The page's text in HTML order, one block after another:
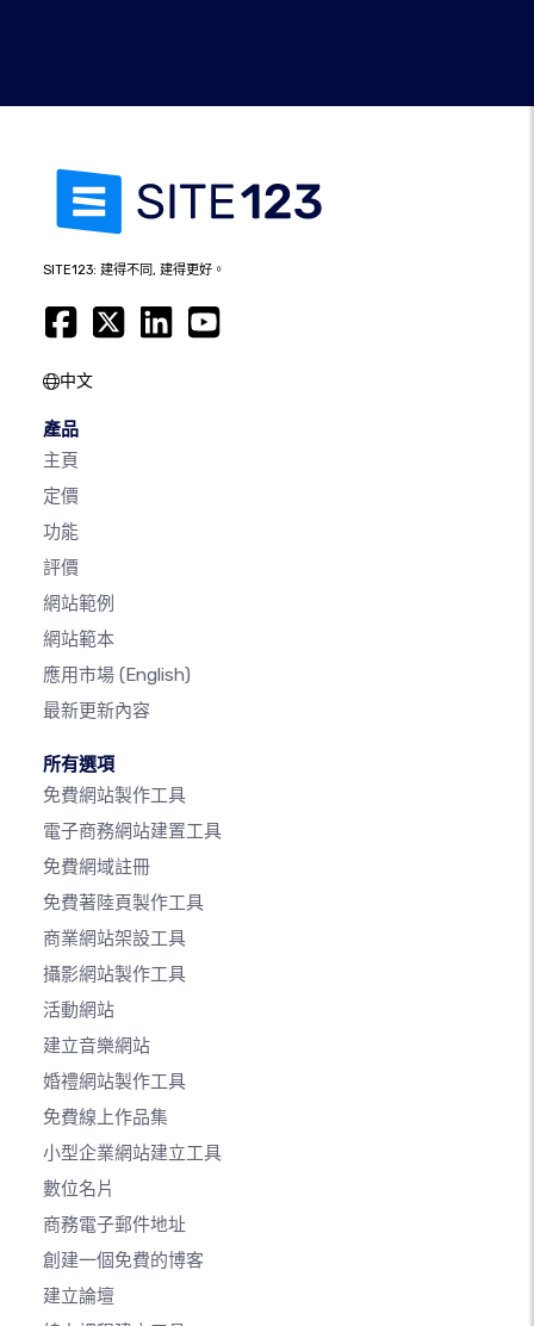
SITE123: 建得不同, 建得更好。
中文
產品
主頁
定價
功能
評價
網站範例
網站範本
應用市場 (English)
最新更新內容
所有選項
免費網站製作工具
電子商務網站建置工具
免費網域註冊
免費著陸頁製作工具
商業網站架設工具
攝影網站製作工具
活動網站
建立音樂網站
婚禮網站製作工具
免費線上作品集
小型企業網站建立工具
數位名片
商務電子郵件地址
創建一個免費的博客
建立論壇